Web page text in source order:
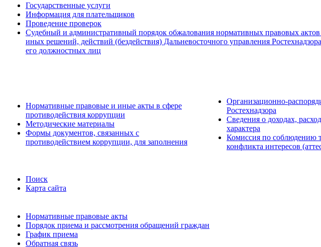
Государственные услуги
Информация для плательщиков
Проведение проверок
Судебный и административный порядок обжалования нормативных правовых
иных решений, действий (бездействия) Дальневосточного управления
его должностных лиц
Нормативные правовые и иные акты в сфере
противодействия коррупции
Методические материалы
Формы документов, связанных с
противодействием коррупции, для заполнения
Организационно-
Ростехнадзора
Сведения о доходах,
характера
Комиссия по соблюдению
конфликта интересов
Поиск
Карта сайта
Нормативные правовые акты
Порядок приема и рассмотрения обращений граждан
График приема
Обратная связь